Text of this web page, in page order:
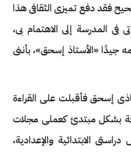
فقد دفع تميزى الثقافى هذا
المدرسة إلى الاهتمام بى،
جيدًا «الأستاذ إسحق»، بأننى
إسحق فأقبلت على القراءة
بشكل مبتدئ كعملى مجلات
الابتدائية والإعدادية،